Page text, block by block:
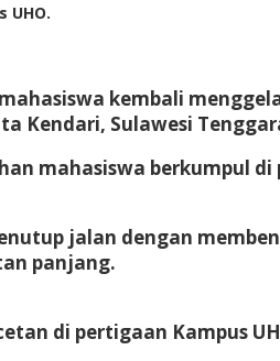
UHO.
kembali
Kendari, Sulawesi
mahasiswa berkumpul
jalan dengan
panjang.
di pertigaan Kampus